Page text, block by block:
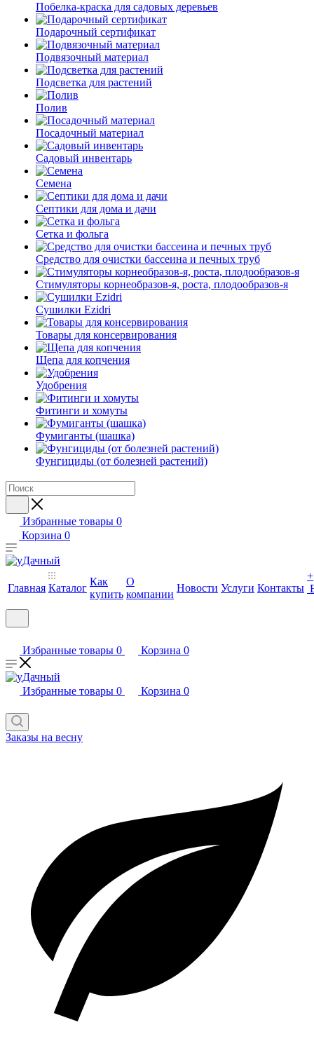
Побелка-краска для садовых деревьев
Подарочный сертификат
Подвязочный материал
Подсветка для растений
Полив
Посадочный материал
Садовый инвентарь
Семена
Септики для дома и дачи
Сетка и фольга
Средство для очистки бассеина и печных труб
Стимуляторы корнеобразов-я, роста, плодообразов-я
Сушилки Ezidri
Товары для консервирования
Щепа для копчения
Удобрения
Фитинги и хомуты
Фумиганты (шашка)
Фунгициды (от болезней растений)
Избранные товары 0
Корзина 0
Главная Каталог
Как
купить
О
компании
Новости Услуги Контакты
+
Избранные товары 0 Корзина 0
Избранные товары 0 Корзина 0
Заказы на весну